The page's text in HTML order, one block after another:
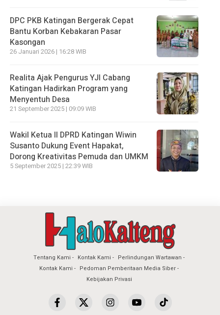
DPC PKB Katingan Bergerak Cepat
Bantu Korban Kebakaran Pasar
Kasongan
26 Januari 2026 | 16:28 WIB
Realita Ajak Pengurus YJI Cabang
Katingan Hadirkan Program yang
Menyentuh Desa
21 September 2025 | 09:09 WIB
Wakil Ketua II DPRD Katingan Wiwin
Susanto Dukung Event Hapakat,
Dorong Kreativitas Pemuda dan UMKM
5 September 2025 | 22:39 WIB
Tentang Kami Kontak Kami
Perlindungan Wartawan
Kontak Kami
Pedoman Pemberitaan Media Siber
Kebijakan Privasi